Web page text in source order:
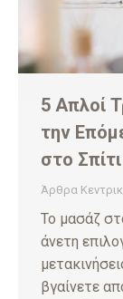
5 Απλοί
την
στο Σπίτι
Άρθρα
Το μασάζ
άνετη
βγαίνετε